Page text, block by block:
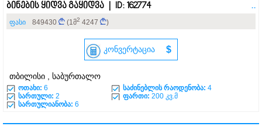
ბინების ყიდვა გაყიდვა | ID: 162774 ..
ფასი 849430 (1მ2 4247 )
კონვერტაცია $
თბილისი , საბურთალო
ოთახი: 6 საძინებლის რაოდენობა: 4
სართული: 2 ფართი: 200 კვ.მ
სართულიანობა: 6